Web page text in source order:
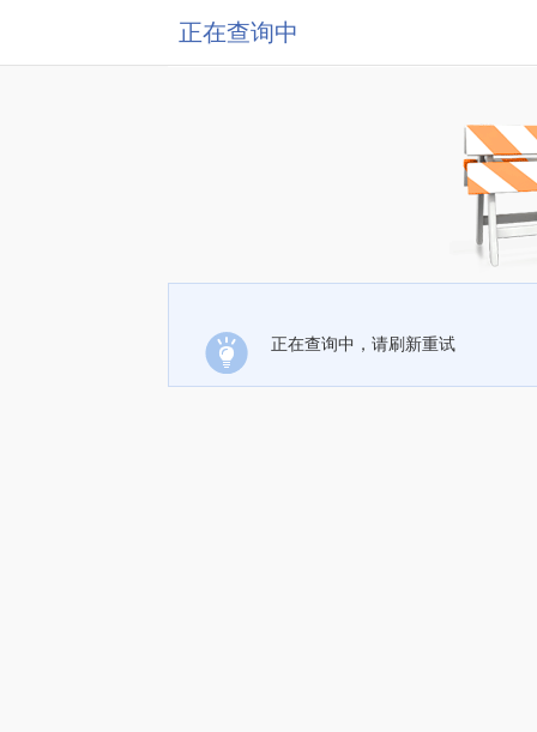
正在查询中
正在查询中，请刷新重试